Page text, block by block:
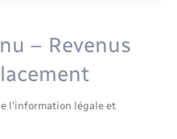
de l’espace
– Revenus
l'information légale et